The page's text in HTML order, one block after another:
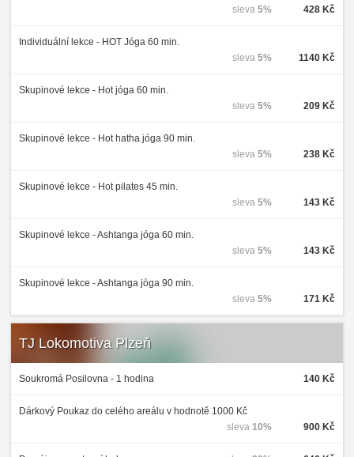
428 Kč
sleva 5%
Individuální lekce - HOT Jóga 60 min.
1140 Kč
sleva 5%
Skupinové lekce - Hot jóga 60 min.
209 Kč
sleva 5%
Skupinové lekce - Hot hatha jóga 90 min.
238 Kč
sleva 5%
Skupinové lekce - Hot pilates 45 min.
143 Kč
sleva 5%
Skupinové lekce - Ashtanga jóga 60 min.
143 Kč
sleva 5%
Skupinové lekce - Ashtanga jóga 90 min.
171 Kč
sleva 5%
TJ Lokomotiva Plzeň
Soukromá Posilovna - 1 hodina 140 Kč
Dárkový Poukaz do celého areálu v hodnotě 1000 Kč
900 Kč
sleva 10%